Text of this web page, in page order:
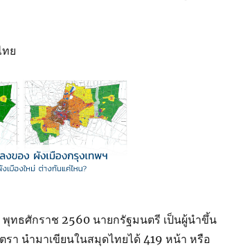
ทธศักราช 2560 นายกรัฐมนตรี เป็นผู้นำขึ้น
า นำมาเขียนในสมุดไทยได้ 419 หน้า หรือ